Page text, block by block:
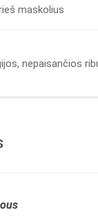
maskolius
nepaisančios